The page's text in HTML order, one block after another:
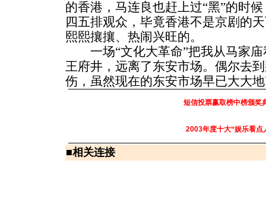
的香港，马连良也赶上过“黑”的时
四五排观众，毕竟香港不是京剧的
熙熙攘攘、热闹兴旺的。
一场“文化大革命”把我从马家庙
王府井，远离了东安市场。偶尔去
伤，虽然现在的东安市场早已大大
短信投票赢取榜中榜颁奖
2003年度十大“娱乐看点
■相关连接